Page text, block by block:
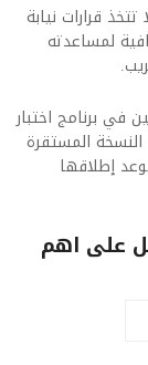
تتخذ قرارات نيابة
لمساعدته
في برنامج اختبار
المستقرة
إطلاقها
على اهم